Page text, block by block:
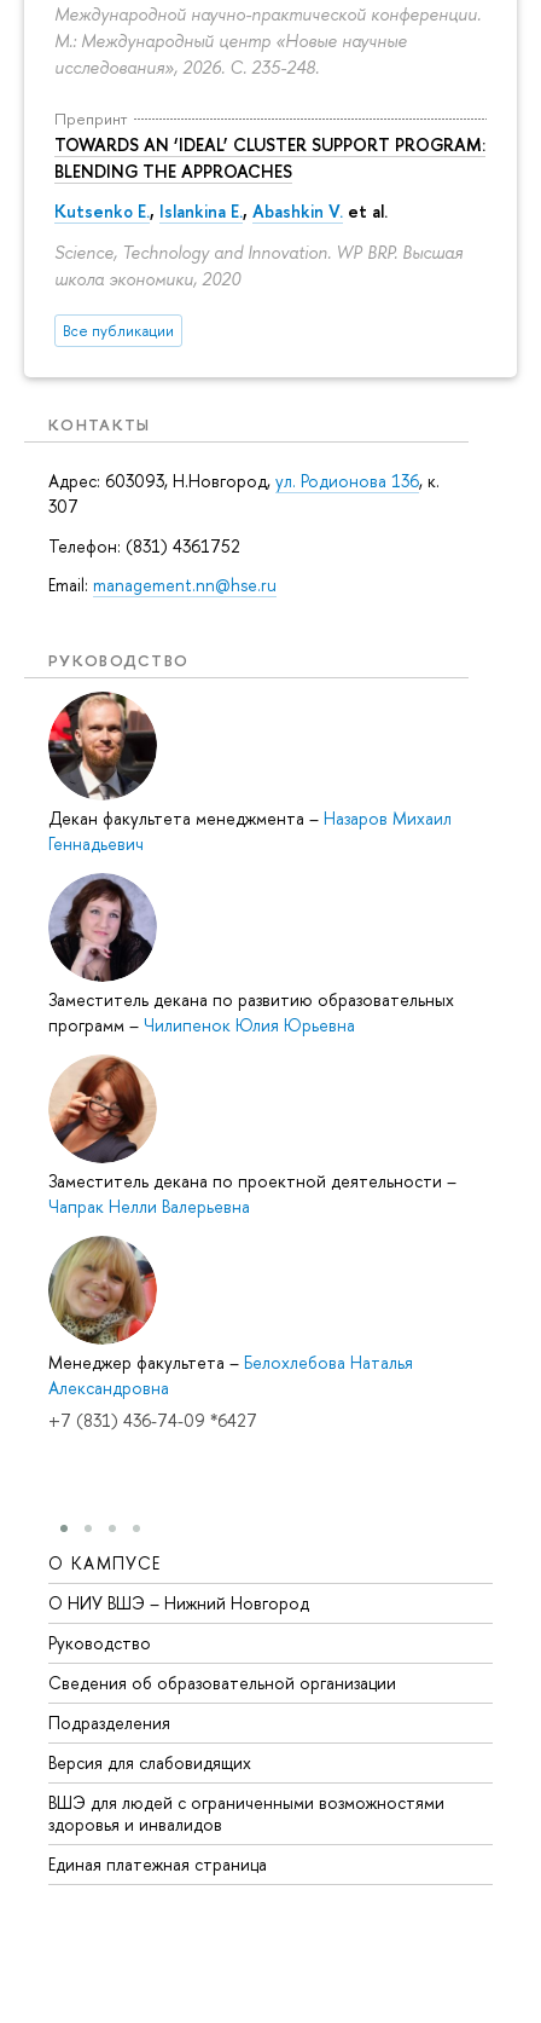
Международной научно-практической конференции.
М.: Международный центр «Новые научные
исследования», 2026. С. 235-248.
Препринт
TOWARDS AN ‘IDEAL’ CLUSTER SUPPORT PROGRAM:
BLENDING THE APPROACHES
Kutsenko E., Islankina E., Abashkin V. et al.
Science, Technology and Innovation. WP BRP. Высшая
школа экономики, 2020
Все публикации
КОНТАКТЫ
Адрес: 603093, Н.Новгород, ул. Родионова 136, к.
307
Телефон: (831) 4361752
Email: management.nn@hse.ru
РУКОВОДСТВО
Декан факультета менеджмента – Назаров Михаил
Геннадьевич
Заместитель декана по развитию образовательных
программ – Чилипенок Юлия Юрьевна
Заместитель декана по проектной деятельности –
Чапрак Нелли Валерьевна
Менеджер факультета – Белохлебова Наталья
Александровна
+7 (831) 436-74-09 *6427
О КАМПУСЕ
О НИУ ВШЭ – Нижний Новгород
Руководство
Сведения об образовательной организации
Подразделения
Версия для слабовидящих
ВШЭ для людей с ограниченными возможностями
здоровья и инвалидов
Единая платежная страница